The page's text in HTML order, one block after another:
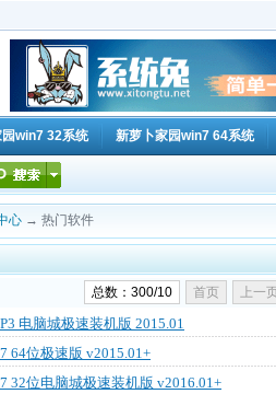
win7 32系统 新萝卜家园win7 64系统
心 → 热门软件
卜家园xp系统下载- 新萝卜家园win7 32系统-
总数：300/10 首页 上一
电脑城极速装机版 2015.01
64位极速版 v2015.01+
32位电脑城极速装机版 v2016.01+